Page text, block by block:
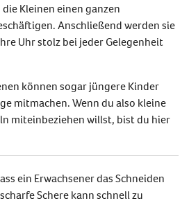
Kleinen einen ganzen
Anschließend werden sie
Uhr stolz bei jeder Gelegenheit
können sogar jüngere Kinder
mitmachen. Wenn du also kleine
miteinbeziehen willst, bist du hier
ein Erwachsener das Schneiden
Schere kann schnell zu